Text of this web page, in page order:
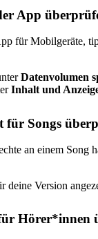
App
für Mobilgeräte,
Datenvolumen
Inhalt und
für Songs
an einem Song
deine Version
Hörer*innen